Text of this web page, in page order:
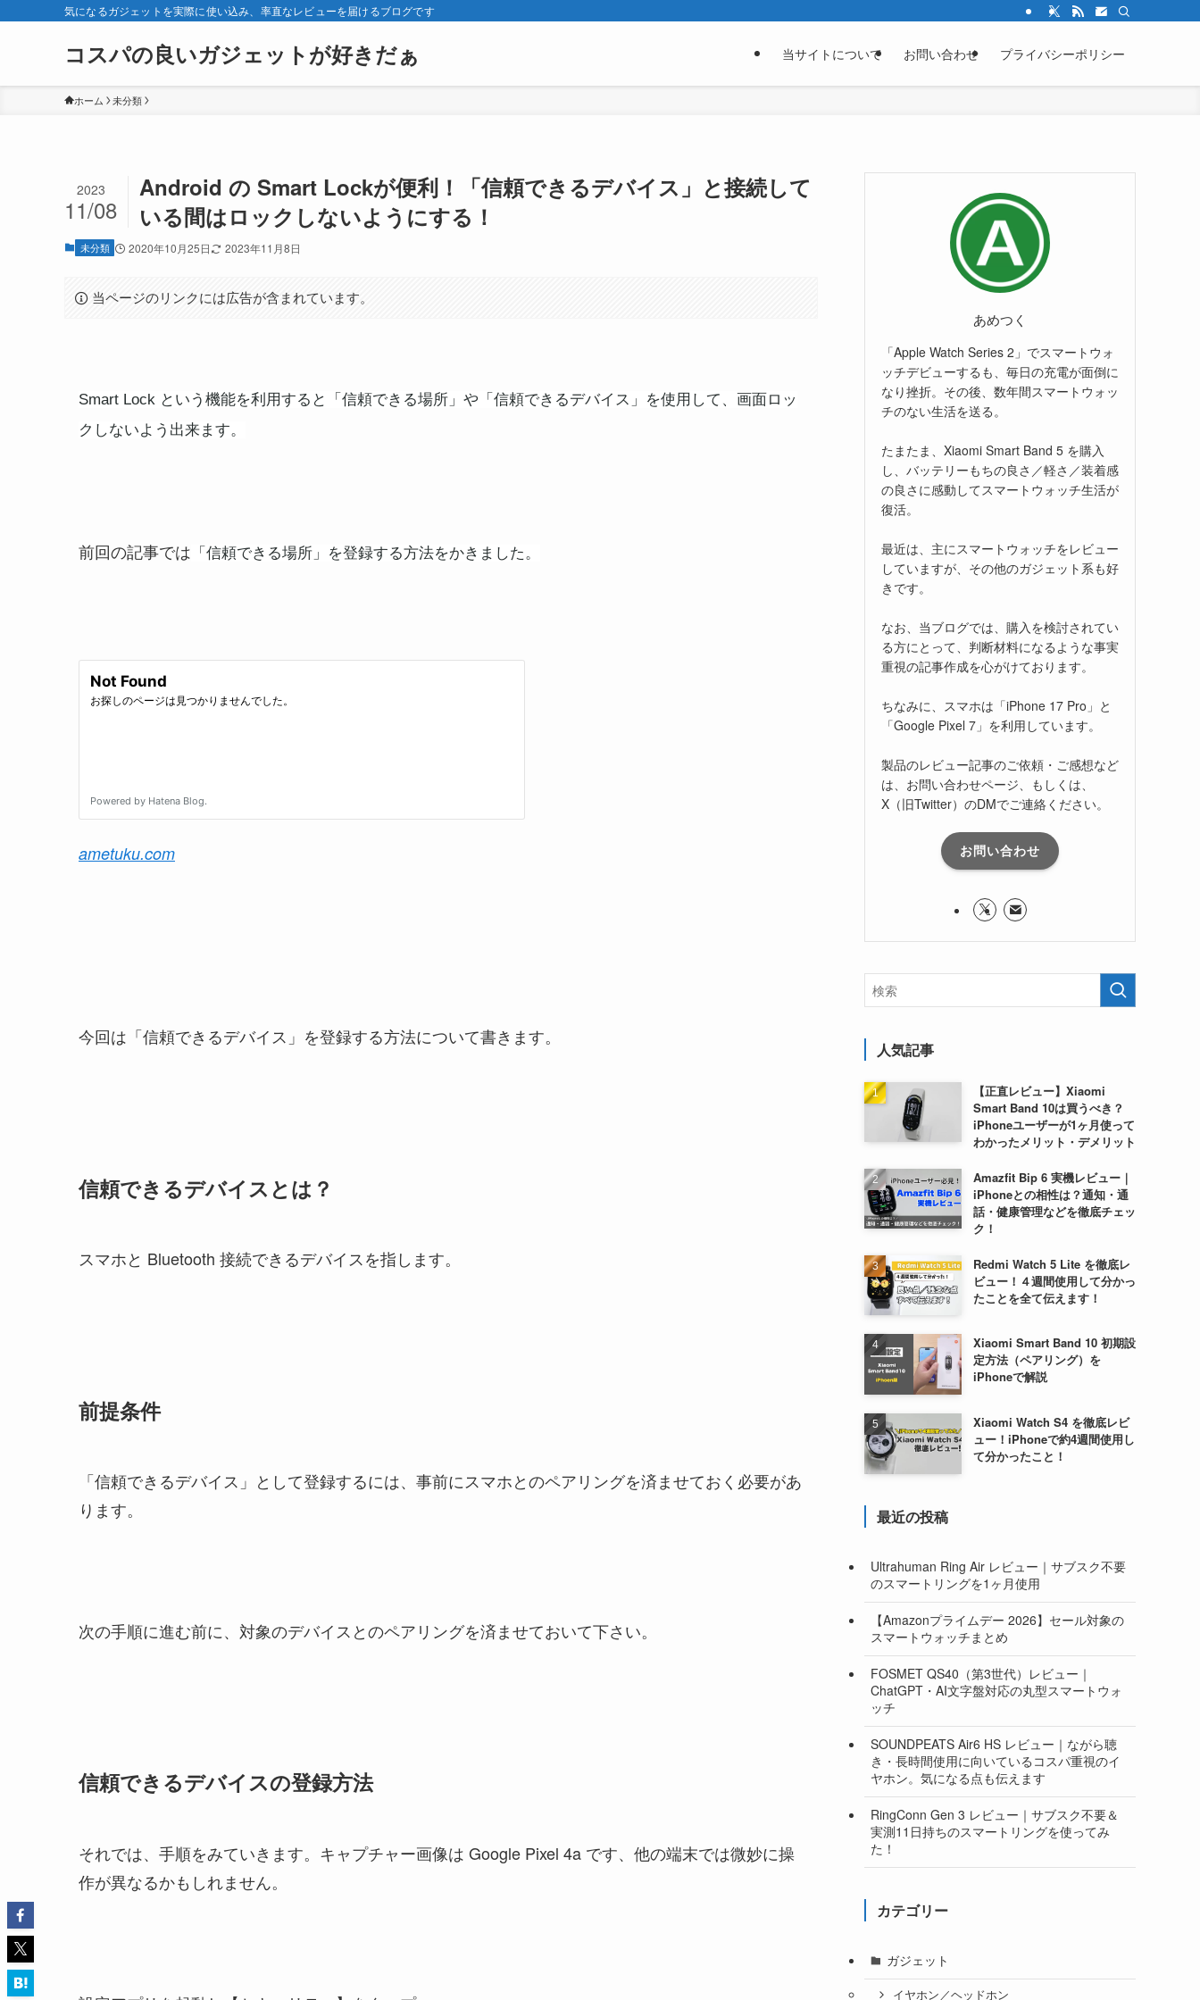
気になるガジェットを実際に使い込み、率直なレビューを届けるブログです
コスパの良いガジェットが好きだぁ 当サイトについて お問い合わせ プライバシーポリシー
ホーム 未分類
Android の Smart Lockが便利！「信頼できるデバイス」と接続して
いる間はロックしないようにする！
2023
11/08
未分類 2020年10月25日 2023年11月8日
当ページのリンクには広告が含まれています。
Smart Lock という機能を利用すると「信頼できる場所」や「信頼できるデバイス」を使用して、画面ロッ
クしないよう出来ます。
前回の記事では 「信頼できる場所」を登録する方法をかきました。
ametuku.com
今回は「信頼できるデバイス」を登録する方法について書きます。
信頼できるデバイスとは？
スマホと Bluetooth 接続できるデバイスを指します。
前提条件
「信頼できるデバイス」として登録するには、事前にスマホとのペアリングを済ませておく必要があ
ります。
次の手順に進む前に、対象のデバイスとのペアリングを済ませておいて下さい。
信頼できるデバイスの登録方法
それでは、手順をみていきます。キャプチャー画像は Google Pixel 4a です、他の端末では微妙に操
作が異なるかもしれません。
あめつく
「Apple Watch Series 2」でスマートウォ
ッチデビューするも、毎日の充電が面倒に
なり挫折。その後、数年間スマートウォッ
チのない生活を送る。
たまたま、Xiaomi Smart Band 5 を購入
し、バッテリーもちの良さ／軽さ／装着感
の良さに感動してスマートウォッチ生活が
復活。
最近は、主にスマートウォッチをレビュー
していますが、その他のガジェット系も好
きです。
なお、当ブログでは、購入を検討されてい
る方にとって、判断材料になるような事実
重視の記事作成を心がけております。
ちなみに、スマホは「iPhone 17 Pro」と
「Google Pixel 7」を利用しています。
製品のレビュー記事のご依頼・ご感想など
は、お問い合わせページ、もしくは、
X（旧Twitter）のDMでご連絡ください。
お問い合わせ
人気記事
【正直レビュー】Xiaomi
Smart Band 10は買うべき？
iPhoneユーザーが1ヶ月使って
わかったメリット・デメリット
Amazfit Bip 6 実機レビュー｜
iPhoneとの相性は？通知・通
話・健康管理などを徹底チェッ
ク！
Redmi Watch 5 Lite を徹底レ
ビュー！４週間使用して分かっ
たことを全て伝えます！
Xiaomi Smart Band 10 初期設
定方法（ペアリング）を
iPhoneで解説
Xiaomi Watch S4 を徹底レビ
ュー！iPhoneで約4週間使用し
て分かったこと！
最近の投稿
Ultrahuman Ring Air レビュー｜サブスク不要
のスマートリングを1ヶ月使用
【Amazonプライムデー 2026】セール対象の
スマートウォッチまとめ
FOSMET QS40（第3世代）レビュー｜
ChatGPT・AI文字盤対応の丸型スマートウォ
ッチ
SOUNDPEATS Air6 HS レビュー｜ながら聴
き・長時間使用に向いているコスパ重視のイ
ヤホン。気になる点も伝えます
RingConn Gen 3 レビュー｜サブスク不要＆
実測11日持ちのスマートリングを使ってみ
た！
カテゴリー
ガジェット
イヤホン／ヘッドホン